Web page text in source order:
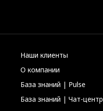
Наши клиенты
О компании
База знаний | Pulse
База знаний | Чат-центр